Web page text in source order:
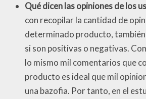
Qué dicen las opiniones de los
con recopilar la cantidad de
determinado producto,
si son positivas o negativas.
lo mismo mil comentarios que
producto es ideal que mil
una bazofia. Por tanto, en el